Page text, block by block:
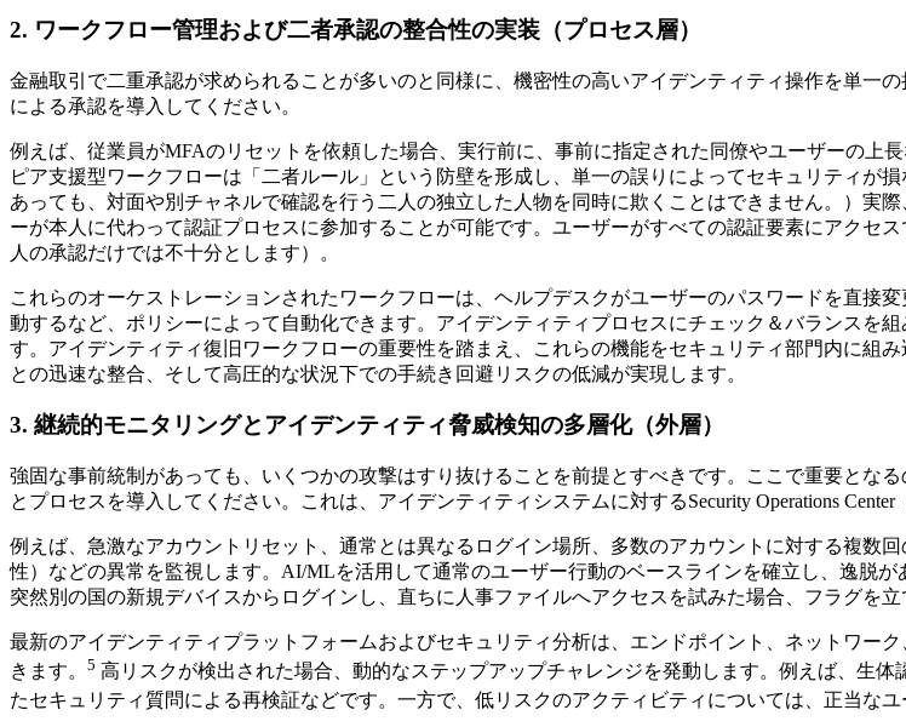
2. ワークフロー管理および二者承認の整合性の実装（プロセス層）
金融取引で二重承認が求められることが多いのと同様に、機密性の高いアイデンティティ操作を単一
による承認を導入してください。
例えば、従業員がMFAのリセットを依頼した場合、実行前に、事前に指定された同僚やユーザーの上
ピア支援型ワークフローは「二者ルール」という防壁を形成し、単一の誤りによってセキュリティが
あっても、対面や別チャネルで確認を行う二人の独立した人物を同時に欺くことはできません。）実
ーが本人に代わって認証プロセスに参加することが可能です。ユーザーがすべての認証要素にアクセ
人の承認だけでは不十分とします）。
これらのオーケストレーションされたワークフローは、ヘルプデスクがユーザーのパスワードを直接
動するなど、ポリシーによって自動化できます。アイデンティティプロセスにチェック＆バランスを
す。アイデンティティ復旧ワークフローの重要性を踏まえ、これらの機能をセキュリティ部門内に組
との迅速な整合、そして高圧的な状況下での手続き回避リスクの低減が実現します。
3. 継続的モニタリングとアイデンティティ脅威検知の多層化（外層）
強固な事前統制があっても、いくつかの攻撃はすり抜けることを前提とすべきです。ここで重要となる
とプロセスを導入してください。これは、アイデンティティシステムに対するSecurity Operations Center
例えば、急激なアカウントリセット、通常とは異なるログイン場所、多数のアカウントに対する複数
性）などの異常を監視します。AI/MLを活用して通常のユーザー行動のベースラインを確立し、逸脱
突然別の国の新規デバイスからログインし、直ちに人事ファイルへアクセスを試みた場合、フラグを
最新のアイデンティティプラットフォームおよびセキュリティ分析は、エンドポイント、ネットワー
きます。 5 高リスクが検出された場合、動的なステップアップチャレンジを発動します。例えば、生
たセキュリティ質問による再検証などです。一方で、低リスクのアクティビティについては、正当な